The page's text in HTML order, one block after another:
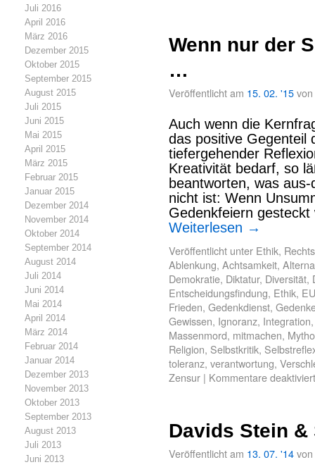
Juli 2016
April 2016
März 2016
Dezember 2015
Oktober 2015
September 2015
August 2015
Juli 2015
Juni 2015
Mai 2015
April 2015
März 2015
Februar 2015
Januar 2015
Dezember 2014
November 2014
Oktober 2014
September 2014
August 2014
Juli 2014
Juni 2014
Mai 2014
April 2014
März 2014
Februar 2014
Januar 2014
Dezember 2013
November 2013
Oktober 2013
September 2013
August 2013
Juli 2013
Juni 2013
Wenn nur der
…
Veröffentlicht am 15. 02. '15von
Auch wenn die
das positive Gegenteil
tiefergehender
Kreativität bedarf, so
beantworten, was
nicht ist: Wenn
Gedenkfeiern
Weiterlesen →
Veröffentlicht unter Ethik,
Ablenkung, Achtsamkeit,
Demokratie, Diktatur, Diversität,
Entscheidungsfindung, Ethik, EU
Frieden, Gedenkdienst,
Gewissen, Ignoranz, Integration
Massenmord, mitmachen,
Religion, Selbstkritik,
toleranz, verantwortung,
Zensur | Kommentare deaktiviert
Davids Stein &
Veröffentlicht am 13. 07. '14von